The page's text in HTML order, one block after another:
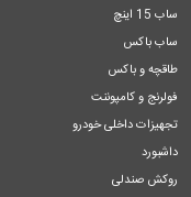
ساب 15 اینچ
ساب باکس
طاقچه و باکس
فولرنج و کامپوننت
تجهیزات داخلی خودرو
داشبورد
روکش صندلی